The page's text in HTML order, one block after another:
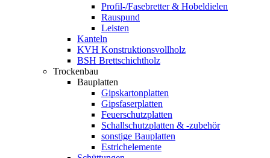
Profil-/Fasebretter & Hobeldielen
Rauspund
Leisten
Kanteln
KVH Konstruktionsvollholz
BSH Brettschichtholz
Trockenbau
Bauplatten
Gipskartonplatten
Gipsfaserplatten
Feuerschutzplatten
Schallschutzplatten & -zubehör
sonstige Bauplatten
Estrichelemente